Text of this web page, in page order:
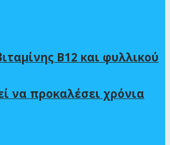
Β12 και φυλλικού
να προκαλέσει χρόνια